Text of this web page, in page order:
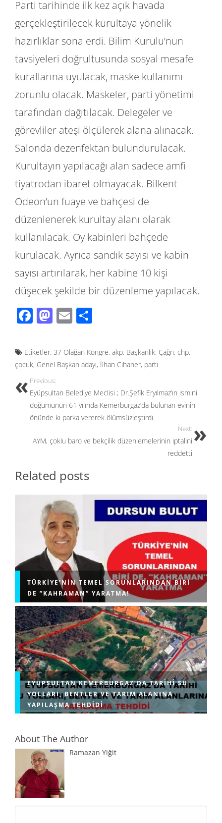
Parti tarihinde ilk kez açık havada
gerçekleştirilecek kurultaya yönelik
hazırlıklar sona erdi. Bilim Kurulu’nun
tavsiyeleri doğrultusunda sosyal mesafe
kurallarına uyulacak, maske kullanımı
zorunlu olacak. Maskeler, parti yönetimi
tarafından dağıtılacak. Delegeler ve
görevliler ateşi ölçülerek alana alınacak.
Salonda dezenfektan bulundurulacak.
Kurultayın yapılacağı alan sadece amfi
tiyatrodan ibaret olmayacak. Bilkent
Odeon’un fuaye ve bahçesi de
düzenlenerek kurultay alanı olarak
kullanılacak. Oy kabinleri bahçede
kurulacak. Ayrıca sandık sayısı ve kabin
sayısı artırılarak, her kabine 10 kişi
düşecek şekilde bir düzenleme yapılacak.
F
e
b
o
o
k
M
to
d
o
n
E
ail ar
e
Etiketler: 37 Olağan Kongre, akp, Başkanlık, Çağrı, chp,
çocuk, Genel Başkan adayı, İlhan Cihaner, parti
Previous:
Eyüpsultan Belediye Meclisi ; Dr.Şefik Eryılmaz’ın ismini
doğumunun 61 yılında Kemerburgaz’da bulunan evinin
önünde ki parka vererek ölümsüzleştirdi.
Next:
AYM, çoklu baro ve bekçilik düzenlemelerinin iptalini
reddetti
Related posts
TÜRKIYE’NIN TEMEL SORUNLARINDAN BIRI
DE ”KAHRAMAN” YARATMA!
EYÜPSULTAN KEMERBURGAZ’DA TARIHI SU
YOLLARI, BENTLER VE TARIM ALANINA
YAPILAŞMA TEHDIDI
About The Author
Ramazan Yiğit